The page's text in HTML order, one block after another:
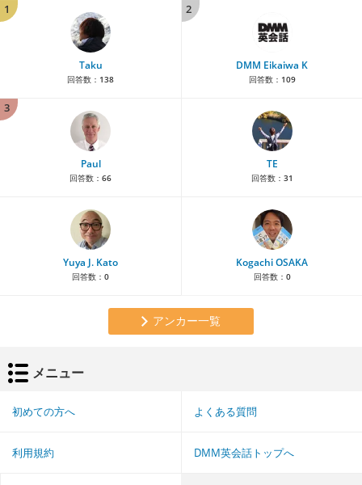
1
Taku
回答数： 138
2
DMM Eikaiwa K
回答数： 109
3
Paul
回答数： 66
TE
回答数： 31
Yuya J. Kato
回答数： 0
Kogachi OSAKA
回答数： 0
アンカー一覧
メニュー
初めての方へ よくある質問
利用規約 DMM英会話トップへ